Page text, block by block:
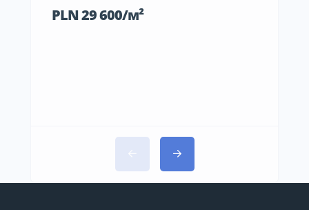
PLN 29 600/м²